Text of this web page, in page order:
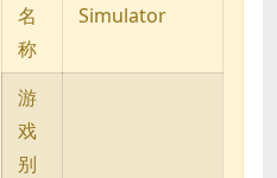
名
称
Simulator
游
戏
别